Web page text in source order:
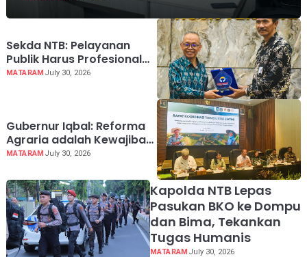
Sekda NTB: Pelayanan
Publik Harus Profesional
dan Berintegritas
MATARAM July 30, 2026
Gubernur Iqbal: Reforma
Agraria adalah Kewajiban
Negara
MATARAM July 30, 2026
Kapolda NTB Lepas
Pasukan BKO ke Dompu
dan Bima, Tekankan
Tugas Humanis
MATARAM July 30, 2026